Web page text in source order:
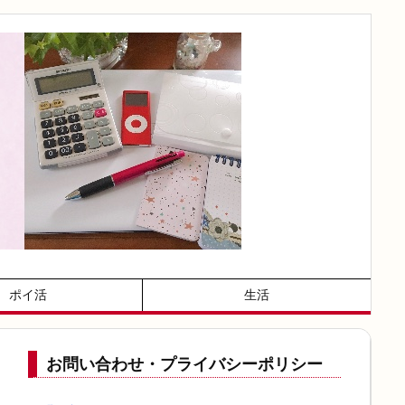
ポイ活 生活
お問い合わせ・プライバシーポリシー